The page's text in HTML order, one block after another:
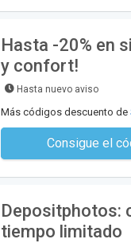
Hasta -20% en
y confort!
Hasta nuevo aviso
Más códigos descuento de
Consigue el
No se necesita
Depositphotos:
tiempo limitado